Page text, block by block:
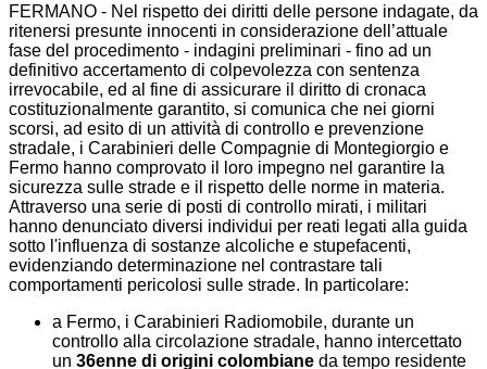
FERMANO - Nel rispetto dei diritti delle persone indagate, da
ritenersi presunte innocenti in considerazione dell’attuale
fase del procedimento - indagini preliminari - fino ad un
definitivo accertamento di colpevolezza con sentenza
irrevocabile, ed al fine di assicurare il diritto di cronaca
costituzionalmente garantito, si comunica che nei giorni
scorsi, ad esito di un attività di controllo e prevenzione
stradale, i Carabinieri delle Compagnie di Montegiorgio e
Fermo hanno comprovato il loro impegno nel garantire la
sicurezza sulle strade e il rispetto delle norme in materia.
Attraverso una serie di posti di controllo mirati, i militari
hanno denunciato diversi individui per reati legati alla guida
sotto l'influenza di sostanze alcoliche e stupefacenti,
evidenziando determinazione nel contrastare tali
comportamenti pericolosi sulle strade. In particolare:
a Fermo, i Carabinieri Radiomobile, durante un
controllo alla circolazione stradale, hanno intercettato
un 36enne di origini colombiane da tempo residente